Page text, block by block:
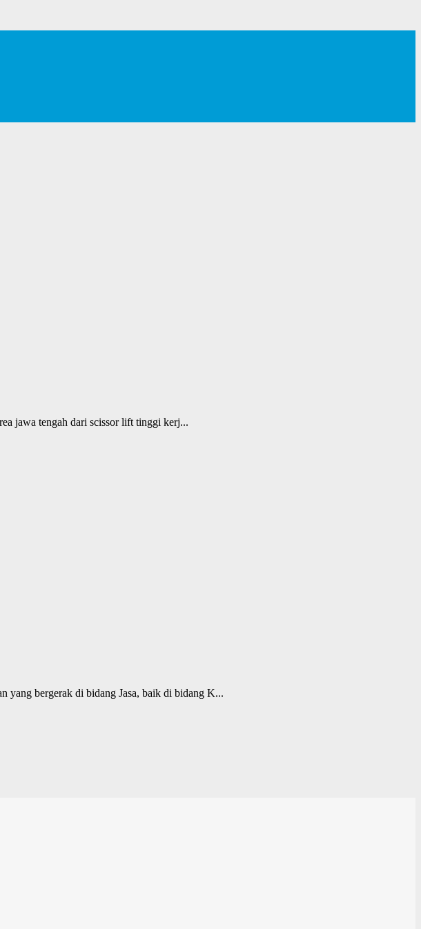
jawa tengah dari scissor lift tinggi kerj...
yang bergerak di bidang Jasa, baik di bidang K...